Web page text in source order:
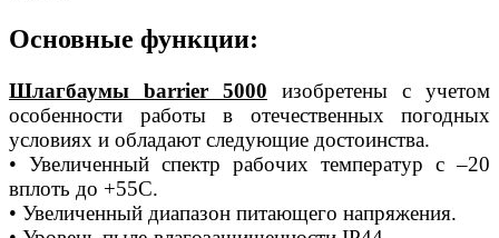
Основные функции:
Шлагбаумы barrier 5000 изобретены с учетом
особенности работы в отечественных погодных
условиях и обладают следующие достоинства.
• Увеличенный спектр рабочих температур с –20
вплоть до +55С.
• Увеличенный диапазон питающего напряжения.